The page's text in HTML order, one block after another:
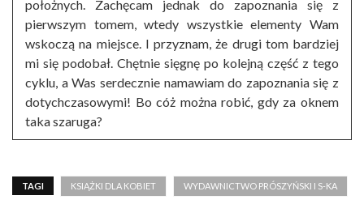
położnych. Zachęcam jednak do zapoznania się z
pierwszym tomem, wtedy wszystkie elementy Wam
wskoczą na miejsce. I przyznam, że drugi tom bardziej
mi się podobał. Chętnie sięgnę po kolejną część z tego
cyklu, a Was serdecznie namawiam do zapoznania się z
dotychczasowymi! Bo cóż można robić, gdy za oknem
taka szaruga?
TAGI KSIĄŻKI DLA KOBIET WYDAWNICTWO PRÓSZYŃSKI I S-KA